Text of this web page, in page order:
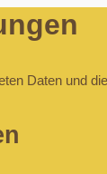
Daten und